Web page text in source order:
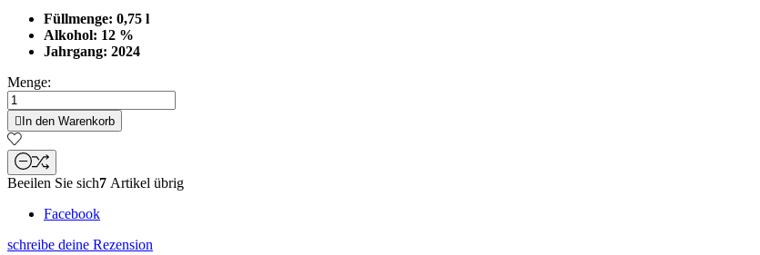
Füllmenge: 0,75 l
Alkohol: 12 %
Jahrgang: 2024
Menge:
 In den Warenkorb
Beeilen Sie sich7 Artikel übrig
Facebook
schreibe deine Rezension